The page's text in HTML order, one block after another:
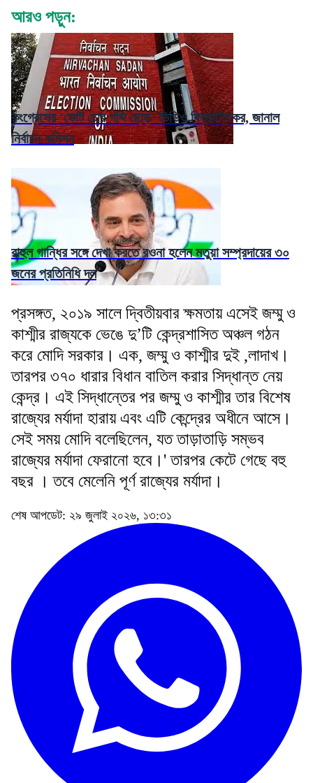
আরও পড়ুন:
কংগ্রেসের 'ভোট চোর গদ্দি ছোড়' ভিডিও বিভ্রান্তিকর, জানাল
নির্বাচন কমিশন
রাহুল গান্ধির সঙ্গে দেখা করতে রওনা হলেন মতুয়া সম্প্রদায়ের ৩০
জনের প্রতিনিধি দল
প্রসঙ্গত, ২০১৯ সালে দ্বিতীয়বার ক্ষমতায় এসেই জম্মু ও
কাশ্মীর রাজ্যকে ভেঙে দু’টি কেন্দ্রশাসিত অঞ্চল গঠন
করে মোদি সরকার। এক, জম্মু ও কাশ্মীর দুই ,লাদাখ।
তারপর ৩৭০ ধারার বিধান বাতিল করার সিদ্ধান্ত নেয়
কেন্দ্র। এই সিদ্ধান্তের পর জম্মু ও কাশ্মীর তার বিশেষ
রাজ্যের মর্যাদা হারায় এবং এটি কেন্দ্রের অধীনে আসে।
সেই সময় মোদি বলেছিলেন, যত তাড়াতাড়ি সম্ভব
রাজ্যের মর্যাদা ফেরানো হবে।' তারপর কেটে গেছে বহু
বছর । তবে মেলেনি পূর্ণ রাজ্যের মর্যাদা।
শেষ আপডেট: ২৯ জুলাই ২০২৬, ১৩:৩১